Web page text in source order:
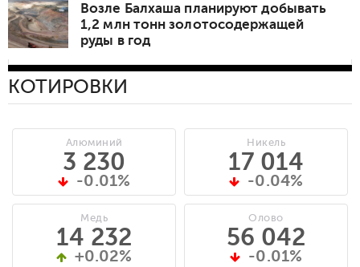
Возле Балхаша планируют добывать
1,2 млн тонн золотосодержащей
руды в год
КОТИРОВКИ
Алюминий
3 230
-0.01%
Медь
14 232
+0.02%
Никель
17 014
-0.04%
Олово
56 042
-0.01%